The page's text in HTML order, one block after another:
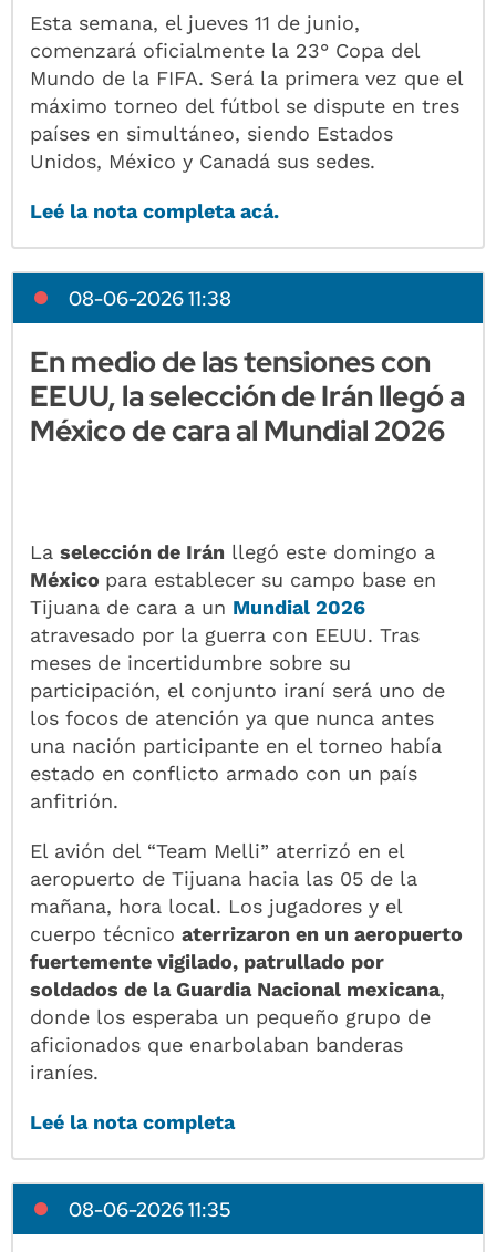
Esta semana, el jueves 11 de junio,
comenzará oficialmente la 23° Copa del
Mundo de la FIFA. Será la primera vez que el
máximo torneo del fútbol se dispute en tres
países en simultáneo, siendo Estados
Unidos, México y Canadá sus sedes.
Leé la nota completa acá.
08-06-2026 11:38
En medio de las tensiones con
EEUU, la selección de Irán llegó a
México de cara al Mundial 2026
Laselección de Irán llegó este domingo a
México para establecer su campo base en
Tijuana de cara a un Mundial 2026
atravesado por la guerra con EEUU. Tras
meses de incertidumbre sobre su
participación, el conjunto iraní será uno de
los focos de atención ya que nunca antes
una nación participante en el torneo había
estado en conflicto armado con un país
anfitrión.
El avión del “Team Melli” aterrizó en el
aeropuerto de Tijuana hacia las 05 de la
mañana, hora local. Los jugadores y el
cuerpo técnicoaterrizaron en un aeropuerto
fuertemente vigilado, patrullado por
soldados de la Guardia Nacional mexicana,
donde los esperaba un pequeño grupo de
aficionados que enarbolaban banderas
iraníes.
Leé la nota completa
08-06-2026 11:35